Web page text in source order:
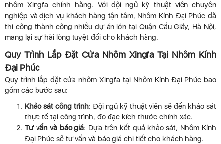
nhôm Xingfa chính hãng. Với đội ngũ kỹ thuật viên chuyên
nghiệp và dịch vụ khách hàng tận tâm, Nhôm Kính Đại Phúc đã
thi công thành công nhiều dự án lớn tại Quận Cầu Giấy, Hà Nội,
mang lại sự hài lòng tuyệt đối cho khách hàng.
Quy Trình Lắp Đặt Cửa Nhôm Xingfa Tại Nhôm Kính
Đại Phúc
Quy trình lắp đặt cửa nhôm Xingfa tại Nhôm Kính Đại Phúc bao
gồm các bước sau:
Khảo sát công trình: Đội ngũ kỹ thuật viên sẽ đến khảo sát
thực tế tại công trình, đo đạc kích thước chính xác.
Tư vấn và báo giá: Dựa trên kết quả khảo sát, Nhôm Kính
Đại Phúc sẽ tư vấn và báo giá chi tiết cho khách hàng.